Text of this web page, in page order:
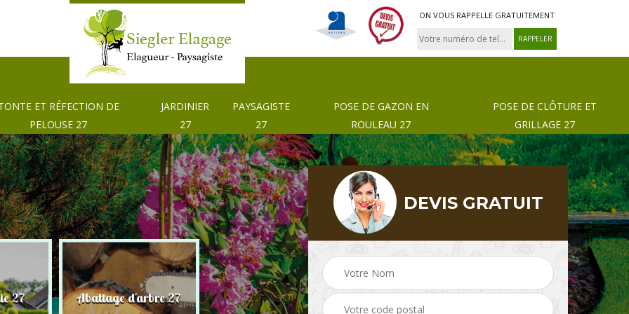
ON VOUS RAPPELLE GRATUITEMENT
ET RÉFECTION DE
PELOUSE 27
JARDINIER
27
PAYSAGISTE
27
POSE DE GAZON EN
ROULEAU 27
POSE DE CLÔTURE ET
GRILLAGE 27
27 Abattage d'arbre 27 Tonte et réfection de
pelouse 27 Paysagiste 27 Pose de gazon en
rouleau 27
DEVIS GRATUIT